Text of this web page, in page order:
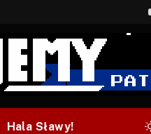
Hala Sławy!